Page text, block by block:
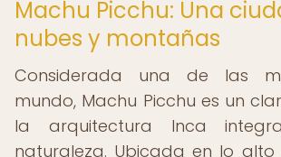
Machu Picchu: Una
nubes y montañas
Considerada una de las
mundo, Machu Picchu es un
la arquitectura Inca
naturaleza. Ubicada en lo alto